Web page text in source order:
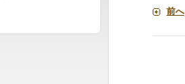
前へ